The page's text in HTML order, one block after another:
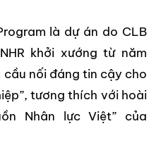
là dự án do CLB
khởi xướng từ năm
cầu nối đáng tin cậy cho
tương thích với hoài
Nhân lực Việt” của